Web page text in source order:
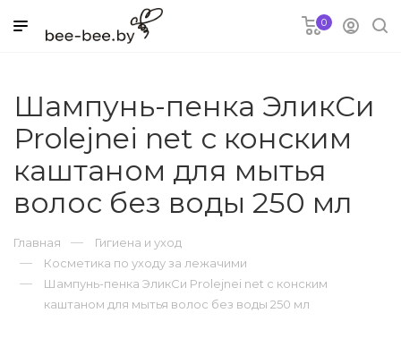
для детей
0
Шампунь-пенка ЭликСи
Prolejnei net с конским
каштаном для мытья
волос без воды 250 мл
Главная
Гигиена и уход
Косметика по уходу за лежачими
Шампунь-пенка ЭликСи Prolejnei net с конским
каштаном для мытья волос без воды 250 мл